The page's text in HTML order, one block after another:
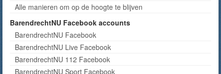
Alle manieren om op de hoogte te blijven
BarendrechtNU Facebook accounts
BarendrechtNU Facebook
BarendrechtNU Live Facebook
BarendrechtNU 112 Facebook
BarendrechtNU Sport Facebook